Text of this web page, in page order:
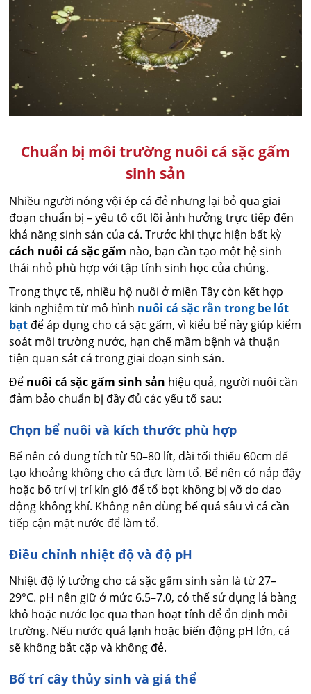
Chuẩn bị môi trường nuôi cá sặc gấm
sinh sản
Nhiều người nóng vội ép cá đẻ nhưng lại bỏ qua giai
đoạn chuẩn bị – yếu tố cốt lõi ảnh hưởng trực tiếp đến
khả năng sinh sản của cá. Trước khi thực hiện bất kỳ
cách nuôi cá sặc gấm nào, bạn cần tạo một hệ sinh
thái nhỏ phù hợp với tập tính sinh học của chúng.
Trong thực tế, nhiều hộ nuôi ở miền Tây còn kết hợp
kinh nghiệm từ mô hình nuôi cá sặc rằn trong be lót
bạt để áp dụng cho cá sặc gấm, vì kiểu bể này giúp kiểm
soát môi trường nước, hạn chế mầm bệnh và thuận
tiện quan sát cá trong giai đoạn sinh sản.
Để nuôi cá sặc gấm sinh sản hiệu quả, người nuôi cần
đảm bảo chuẩn bị đầy đủ các yếu tố sau:
Chọn bể nuôi và kích thước phù hợp
Bể nên có dung tích từ 50–80 lít, dài tối thiểu 60cm để
tạo khoảng không cho cá đực làm tổ. Bể nên có nắp đậy
hoặc bố trí vị trí kín gió để tổ bọt không bị vỡ do dao
động không khí. Không nên dùng bể quá sâu vì cá cần
tiếp cận mặt nước để làm tổ.
Điều chỉnh nhiệt độ và độ pH
Nhiệt độ lý tưởng cho cá sặc gấm sinh sản là từ 27–
29°C. pH nên giữ ở mức 6.5–7.0, có thể sử dụng lá bàng
khô hoặc nước lọc qua than hoạt tính để ổn định môi
trường. Nếu nước quá lạnh hoặc biến động pH lớn, cá
sẽ không bắt cặp và không đẻ.
Bố trí cây thủy sinh và giá thể